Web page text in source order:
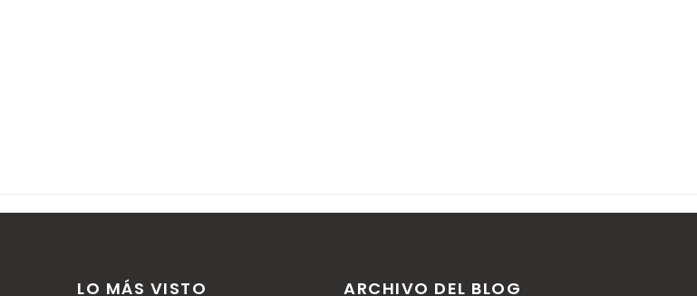
LO MÁS VISTO ARCHIVO DEL BLOG